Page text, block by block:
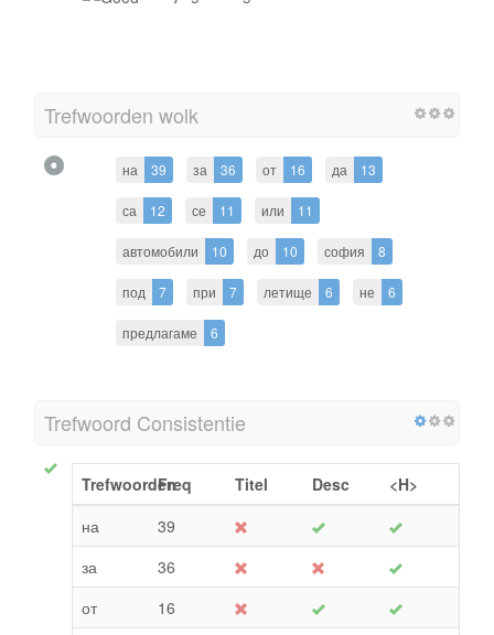
Trefwoorden wolk
на 39 за 36 от 16 да 13
са 12 се 11 или 11
автомобили 10 до 10 софия 8
под 7 при 7 летище 6 не 6
предлагаме 6
Trefwoord Consistentie
TrefwoordenFreq Titel Desc
<H>
на
39
за
36
от
16